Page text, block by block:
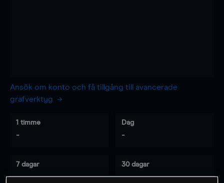
Ansök om konto och få tillgång till avancerade
grafverktyg
1 timme
-
Dag
-
7 dagar
-
30 dagar
-